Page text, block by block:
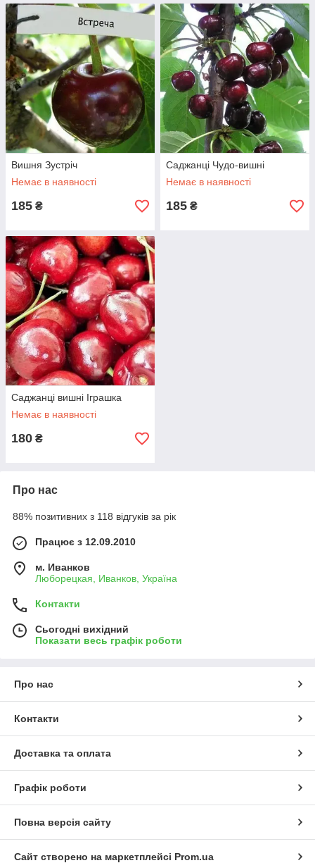
Вишня Зустріч
Немає в наявності
185 ₴
Саджанці Чудо-вишні
Немає в наявності
185 ₴
Саджанці вишні Іграшка
Немає в наявності
180 ₴
Про нас
88% позитивних з 118 відгуків за рік
Працює з 12.09.2010
м. Иванков
Люборецкая, Иванков, Україна
Контакти
Сьогодні вихідний
Показати весь графік роботи
Про нас
Контакти
Доставка та оплата
Графік роботи
Повна версія сайту
Сайт створено на маркетплейсі Prom.ua